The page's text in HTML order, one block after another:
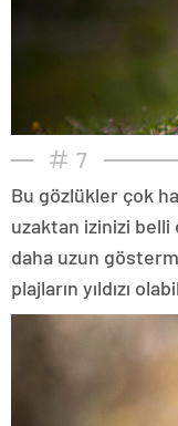
7
Bu gözlükler çok
uzaktan izinizi belli
daha uzun
plajların yıldızı